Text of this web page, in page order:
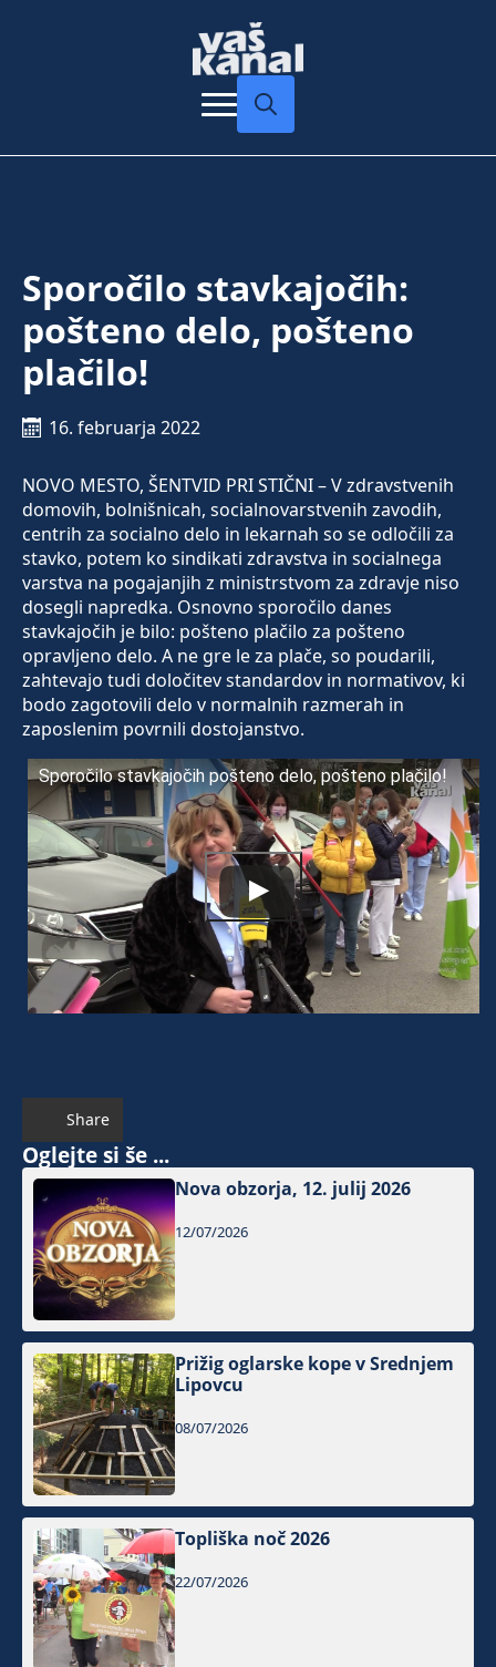
Sporočilo stavkajočih:
pošteno delo, pošteno
plačilo!
16. februarja 2022
NOVO MESTO, ŠENTVID PRI STIČNI – V zdravstvenih
domovih, bolnišnicah, socialnovarstvenih zavodih,
centrih za socialno delo in lekarnah so se odločili za
stavko, potem ko sindikati zdravstva in socialnega
varstva na pogajanjih z ministrstvom za zdravje niso
dosegli napredka. Osnovno sporočilo danes
stavkajočih je bilo: pošteno plačilo za pošteno
opravljeno delo. A ne gre le za plače, so poudarili,
zahtevajo tudi določitev standardov in normativov, ki
bodo zagotovili delo v normalnih razmerah in
zaposlenim povrnili dostojanstvo.
Sporočilo stavkajočih pošteno delo, pošteno plačilo!
Share
Oglejte si še ...
Nova obzorja, 12. julij 2026
12/07/2026
Prižig oglarske kope v Srednjem
Lipovcu
08/07/2026
Topliška noč 2026
22/07/2026